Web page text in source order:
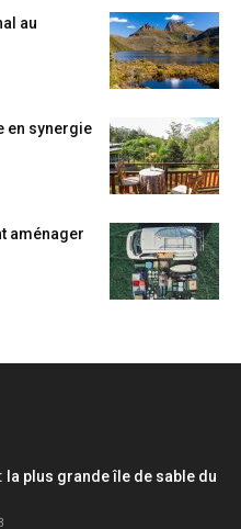
au
en synergie
aménager
la plus grande île de sable du